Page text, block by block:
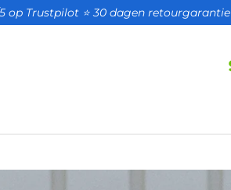
5 op Trustpilot ⭐️ 30 dagen retourgarantie